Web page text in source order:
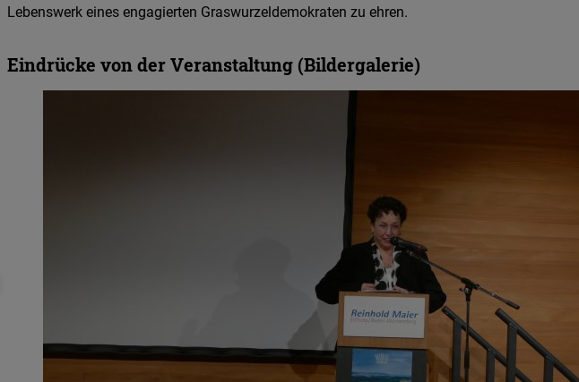
Lebenswerk eines engagierten Graswurzeldemokraten zu ehren.
Eindrücke von der Veranstaltung (Bildergalerie)